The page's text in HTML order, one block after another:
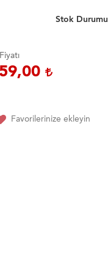
Stok Durumu
Fiyatı
Favorilerinize ekleyin